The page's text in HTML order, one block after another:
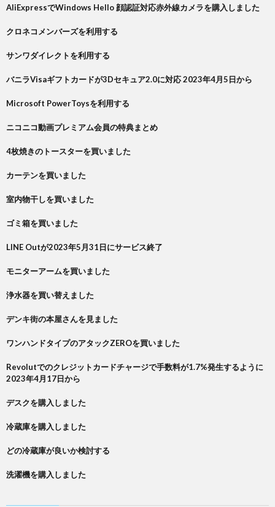
AliExpressでWindows Hello 顔認証対応赤外線カメラを購入しました
クロネコメンバーズを利用する
サンワダイレクトを利用する
バニラVisaギフトカードが3Dセキュア2.0に対応 2023年4月5日から
Microsoft PowerToysを利用する
ニコニコ動画プレミアム会員の特典まとめ
4枚焼きのトースターを買いました
カーテンを買いました
室内物干しを買いました
ゴミ箱を買いました
LINE Outが2023年5月31日にサービス終了
モニターアームを買いました
浄水器を買い替えました
デンキ街の本屋さんを見ました
ワンハンドタイプのアタックZEROを買いました
Revolutでのクレジットカードチャージで手数料が1.7%発生するように
2023年4月17日から
デスクを購入しました
冷蔵庫を購入しました
どの冷蔵庫が良いか検討する
洗濯機を購入しました